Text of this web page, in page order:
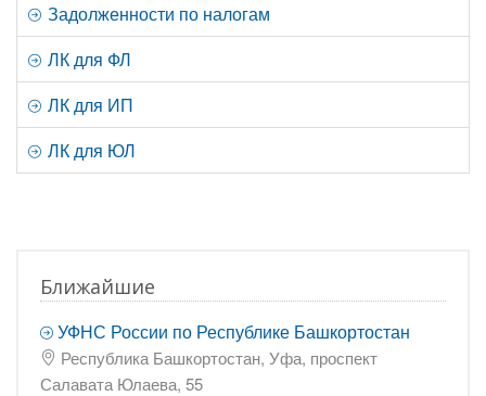
Задолженности по налогам
ЛК для ФЛ
ЛК для ИП
ЛК для ЮЛ
Ближайшие
УФНС России по Республике Башкортостан
Республика Башкортостан, Уфа, проспект
Салавата Юлаева, 55